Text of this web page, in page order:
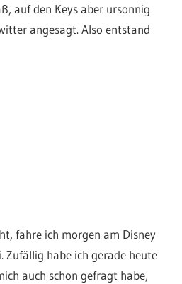
auf den Keys aber ursonnig
angesagt. Also entstand
fahre ich morgen am Disney
Zufällig habe ich gerade heute
auch schon gefragt habe,